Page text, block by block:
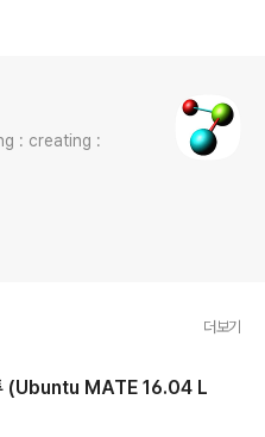
더보기
(Ubuntu MATE 16.04 L